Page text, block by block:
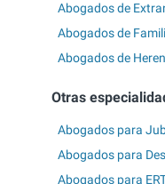
Abogados de
Abogados de
Abogados de
Otras
Abogados para
Abogados para
Abogados para